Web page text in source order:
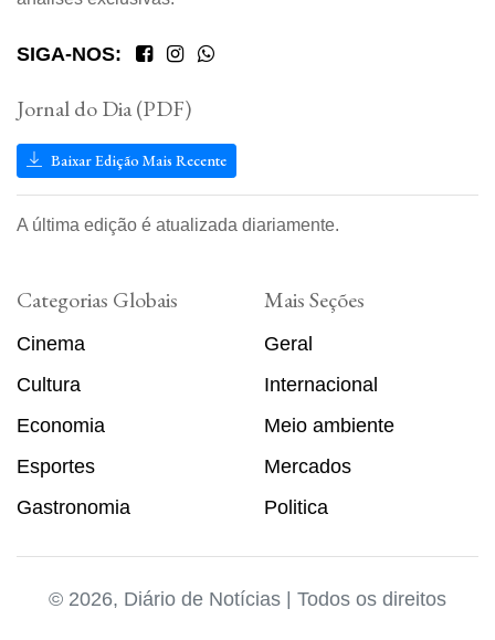
SIGA-NOS:
Jornal do Dia (PDF)
Baixar Edição Mais Recente
A última edição é atualizada diariamente.
Categorias Globais
Cinema
Cultura
Economia
Esportes
Gastronomia
Mais Seções
Geral
Internacional
Meio ambiente
Mercados
Politica
© 2026, Diário de Notícias | Todos os direitos